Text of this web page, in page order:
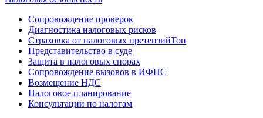
Сопровождение проверок
Диагностика налоговых рисков
Страховка от налоговых претензийТоп
Представительство в суде
Защита в налоговых спорах
Сопровождение вызовов в ИФНС
Возмещение НДС
Налоговое планирование
Консультации по налогам